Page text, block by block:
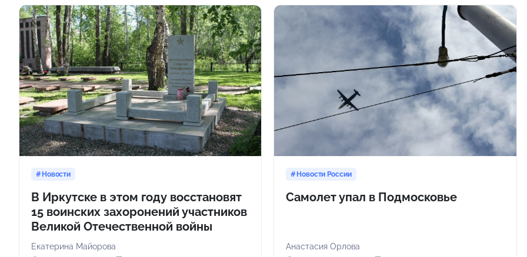
Новости
В Иркутске в этом году восстановят
15 воинских захоронений участников
Великой Отечественной войны
Екатерина Майорова
Новости России
Самолет упал в Подмосковье
Анастасия Орлова